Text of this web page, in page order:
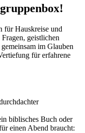
für Hauskreise und
geistlichen
im Glauben
für erfahrene
biblisches Buch oder
einen Abend braucht: